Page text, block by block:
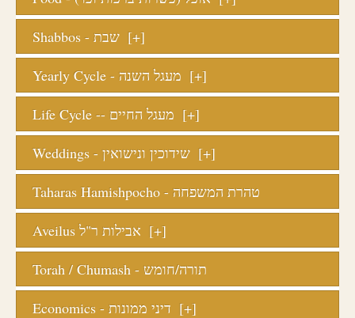
Shabbos - שבת [+]
Yearly Cycle - מעגל השנה [+]
Life Cycle -- מעגל החיים [+]
Weddings - שידוכין ונישואין [+]
Taharas Hamishpocho - טהרת המשפחה
Aveilus אבילות ר"ל [+]
Torah / Chumash - תורה/חומש
Economics - דיני ממונות [+]